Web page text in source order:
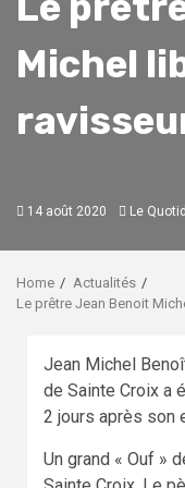
Michel
14 août 2020 Le
Home
Actualités
Le prêtre Jean Benoit
Jean Michel
de Sainte Croix a
2 jours après son
Un grand « Ouf »